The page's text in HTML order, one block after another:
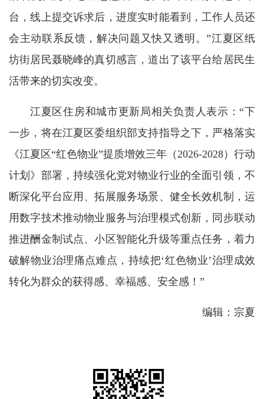
台，线上提交诉求后，进度实时能看到，工作人员还
会主动联系反馈，解决问题又快又透明。”江夏区纸
坊街居民聂晓峰的真切感言，道出了该平台给居民生
活带来的切实改变。
江夏区住房和城市更新局相关负责人表示：“下
一步，将在江夏区委组织部支持指导之下，严格落实
《江夏区“红色物业”提质增效三年（2026-2028）行动
计划》部署，持续强化党对物业行业的全面引领，不
断深化平台应用、拓展服务场景、健全长效机制，运
用数字技术推动物业服务与治理模式创新，同步联动
推进酬金制试点、小区智能化升级等重点任务，着力
破解物业治理痛点难点，持续把‘红色物业’治理成效
转化为群众的获得感、幸福感、安全感！”
编辑：宗夏